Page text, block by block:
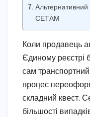
Альтернативний
СЕТАМ
Коли продавець
Єдиному реєстрі
сам
процес
складний квест.
більшості